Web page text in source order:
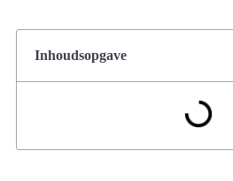
Inhoudsopgave